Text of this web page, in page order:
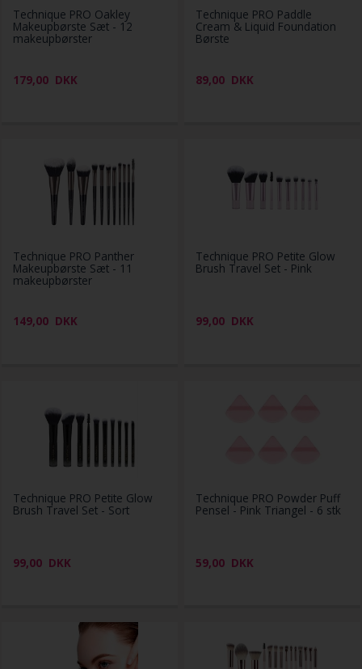
Technique PRO Oakley
Makeupbørste Sæt - 12
makeupbørster
179,00 DKK
Technique PRO Paddle
Cream & Liquid Foundation
Børste
89,00 DKK
Technique PRO Panther
Makeupbørste Sæt - 11
makeupbørster
149,00 DKK
Technique PRO Petite Glow
Brush Travel Set - Pink
99,00 DKK
Technique PRO Petite Glow
Brush Travel Set - Sort
99,00 DKK
Technique PRO Powder Puff
Pensel - Pink Triangel - 6 stk
59,00 DKK